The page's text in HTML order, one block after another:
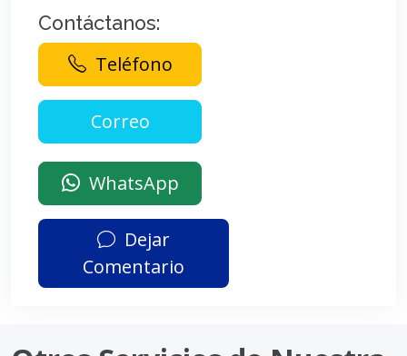
Contáctanos:
Teléfono
WhatsApp
Dejar
Comentario